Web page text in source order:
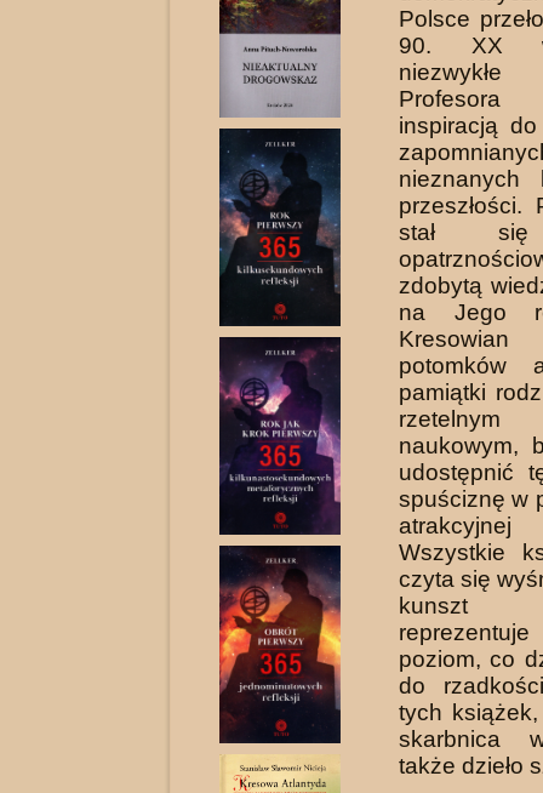
Polsce
90. XX
niezwykłe
Profesora
inspiracją
nieznanych
przeszłości.
stał się
zdobytą
na Jego
potomków
pamiątki
rzetelnym
naukowym,
udostępnić
spuściznę w
Wszystkie
czyta się
kunszt
poziom, co
do
tych
skarbnica
także dzieło